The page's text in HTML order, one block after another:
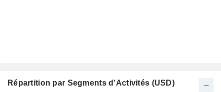
Répartition par Segments d'Activités (USD)